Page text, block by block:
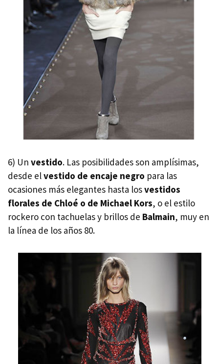
6) Un vestido. Las posibilidades son amplísimas,
desde elvestido de encaje negro para las
ocasiones más elegantes hasta losvestidos
florales de Chloé o de Michael Kors, o el estilo
rockero con tachuelas y brillos de Balmain, muy en
la línea de los años 80.